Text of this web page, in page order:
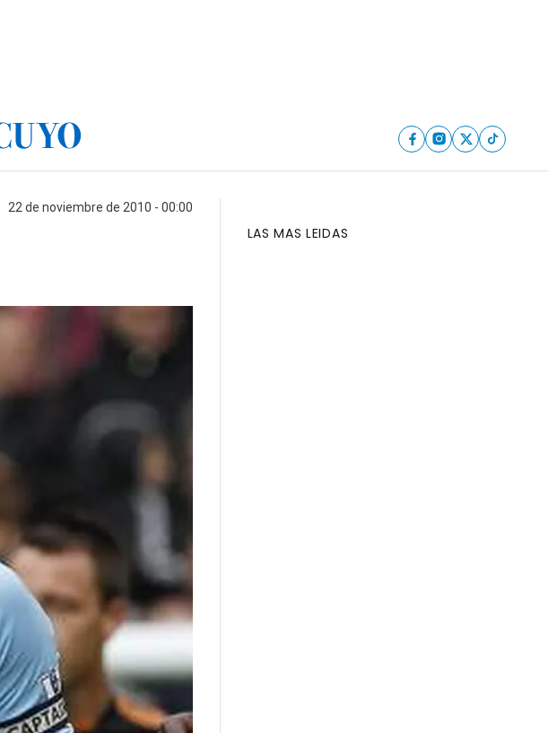
22 de noviembre de 2010 - 00:00
LAS MAS LEIDAS